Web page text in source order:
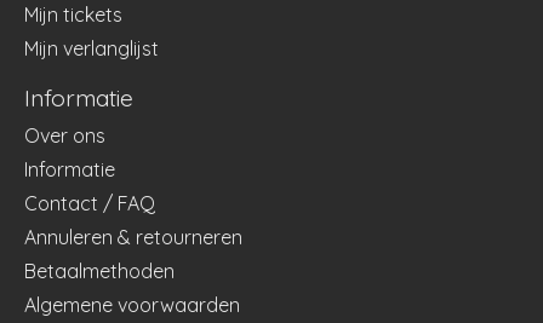
Mijn tickets
Mijn verlanglijst
Informatie
Over ons
Informatie
Contact / FAQ
Annuleren & retourneren
Betaalmethoden
Algemene voorwaarden